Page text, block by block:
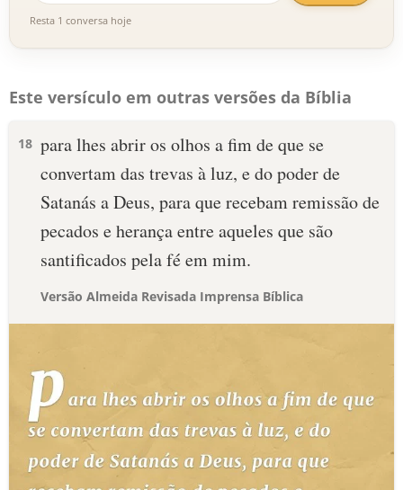
Resta 1 conversa hoje
Este versículo em outras versões da Bíblia
18 para lhes abrir os olhos a fim de que se
convertam das trevas à luz, e do poder de
Satanás a Deus, para que recebam remissão de
pecados e herança entre aqueles que são
santificados pela fé em mim.
Versão Almeida Revisada Imprensa Bíblica